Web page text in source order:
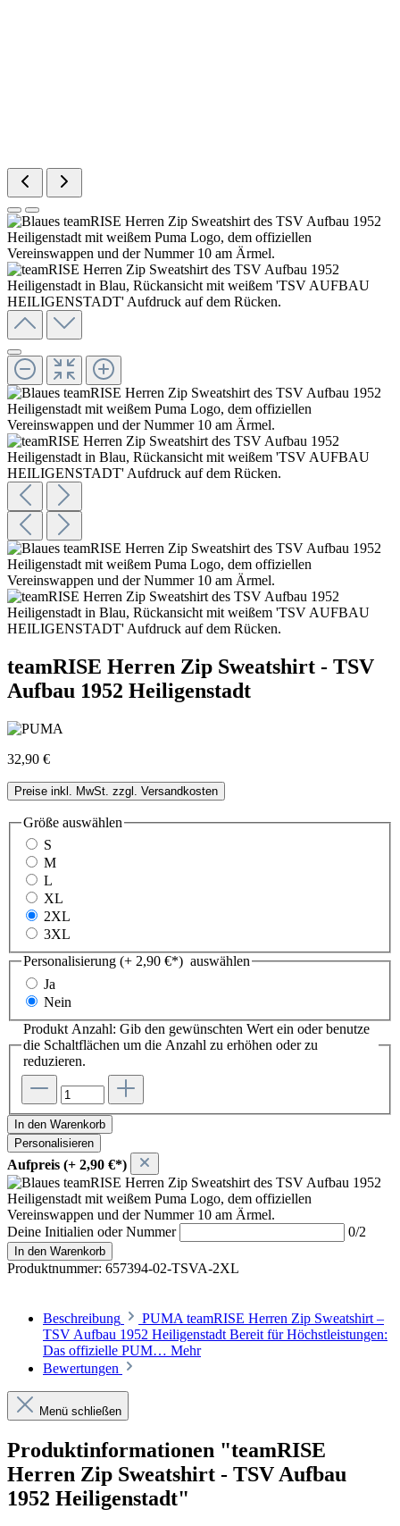
teamRISE Herren Zip Sweatshirt - TSV
Aufbau 1952 Heiligenstadt
32,90 €
Preise inkl. MwSt. zzgl. Versandkosten
Größe auswählen
S
M
L
XL
2XL
3XL
Personalisierung (+ 2,90 €*) auswählen
Ja
Nein
Produkt Anzahl: Gib den gewünschten Wert ein oder benutze
die Schaltflächen um die Anzahl zu erhöhen oder zu
reduzieren.
In den Warenkorb
Personalisieren
Aufpreis (+ 2,90 €*)
Deine Initialien oder Nummer 0/2
In den Warenkorb
Produktnummer: 657394-02-TSVA-2XL
Beschreibung
PUMA teamRISE Herren Zip Sweatshirt –
TSV Aufbau 1952 Heiligenstadt Bereit für Höchstleistungen:
Das offizielle PUM… Mehr
Bewertungen
Menü schließen
Produktinformationen "teamRISE
Herren Zip Sweatshirt - TSV Aufbau
1952 Heiligenstadt"